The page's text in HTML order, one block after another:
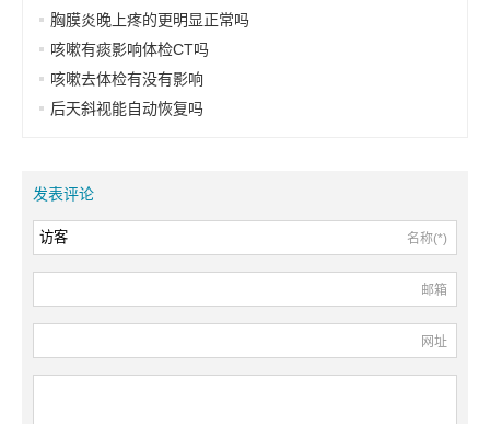
胸膜炎晚上疼的更明显正常吗
咳嗽有痰影响体检CT吗
咳嗽去体检有没有影响
后天斜视能自动恢复吗
发表评论
名称(*)
邮箱
网址